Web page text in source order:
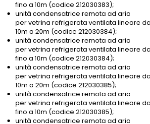
fino a 10m (codice 212030383);
unità condensatrice remota ad aria
per vetrina refrigerata ventilata lineare
10m a 20m (codice 212030384);
unità condensatrice remota ad aria
per vetrina refrigerata ventilata lineare
fino a 10m (codice 212030384);
unità condensatrice remota ad aria
per vetrina refrigerata ventilata lineare
10m a 20m (codice 212030385);
unità condensatrice remota ad aria
per vetrina refrigerata ventilata lineare
fino a 10m (codice 212030385);
unità condensatrice remota ad aria